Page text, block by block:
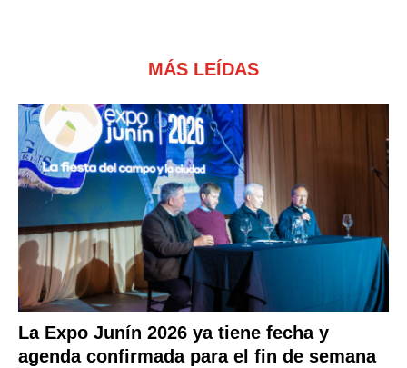
MÁS LEÍDAS
La Expo Junín 2026 ya tiene fecha y
agenda confirmada para el fin de semana